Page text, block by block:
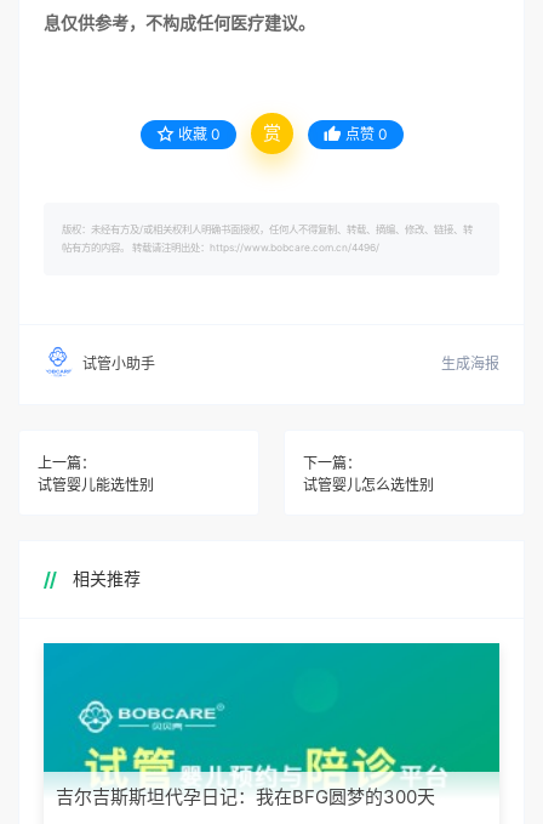
息仅供参考，不构成任何医疗建议。
收藏 0 赏 点赞 0
版权：未经有方及/或相关权利人明确书面授权，任何人不得复制、转载、摘编、修改、链接、转
帖有方的内容。 转载请注明出处：https://www.bobcare.com.cn/4496/
试管小助手 生成海报
上一篇：
试管婴儿能选性别
下一篇：
试管婴儿怎么选性别
相关推荐
吉尔吉斯斯坦代孕日记：我在BFG圆梦的300天